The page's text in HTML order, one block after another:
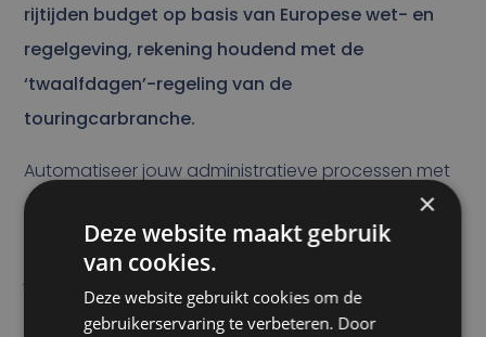
rijtijden budget op basis van Europese wet- en
regelgeving, rekening houdend met de
‘twaalfdagen’-regeling van de
touringcarbranche.
Automatiseer jouw administratieve processen met
onze
Administratieve handelingen worden voor zowel
jouw chauffeurs als kantoorpersoneel aanzienlijk
vereenvoudigd en tot een minimum beperkt.
×
Deze website maakt gebruik
van cookies.
Deze website gebruikt cookies om de
gebruikerservaring te verbeteren. Door